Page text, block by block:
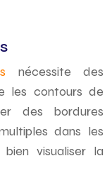
nécessite des
les contours de
des bordures
dans les
visualiser la